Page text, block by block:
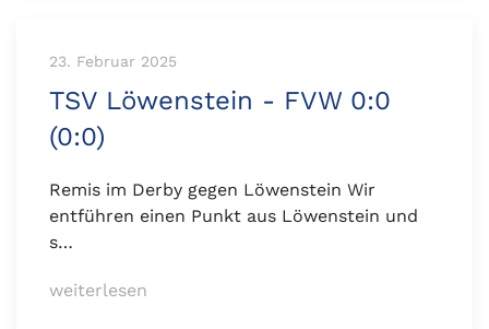
23. Februar 2025
TSV Löwenstein - FVW 0:0
(0:0)
Remis im Derby gegen Löwenstein Wir
entführen einen Punkt aus Löwenstein und
s…
weiterlesen